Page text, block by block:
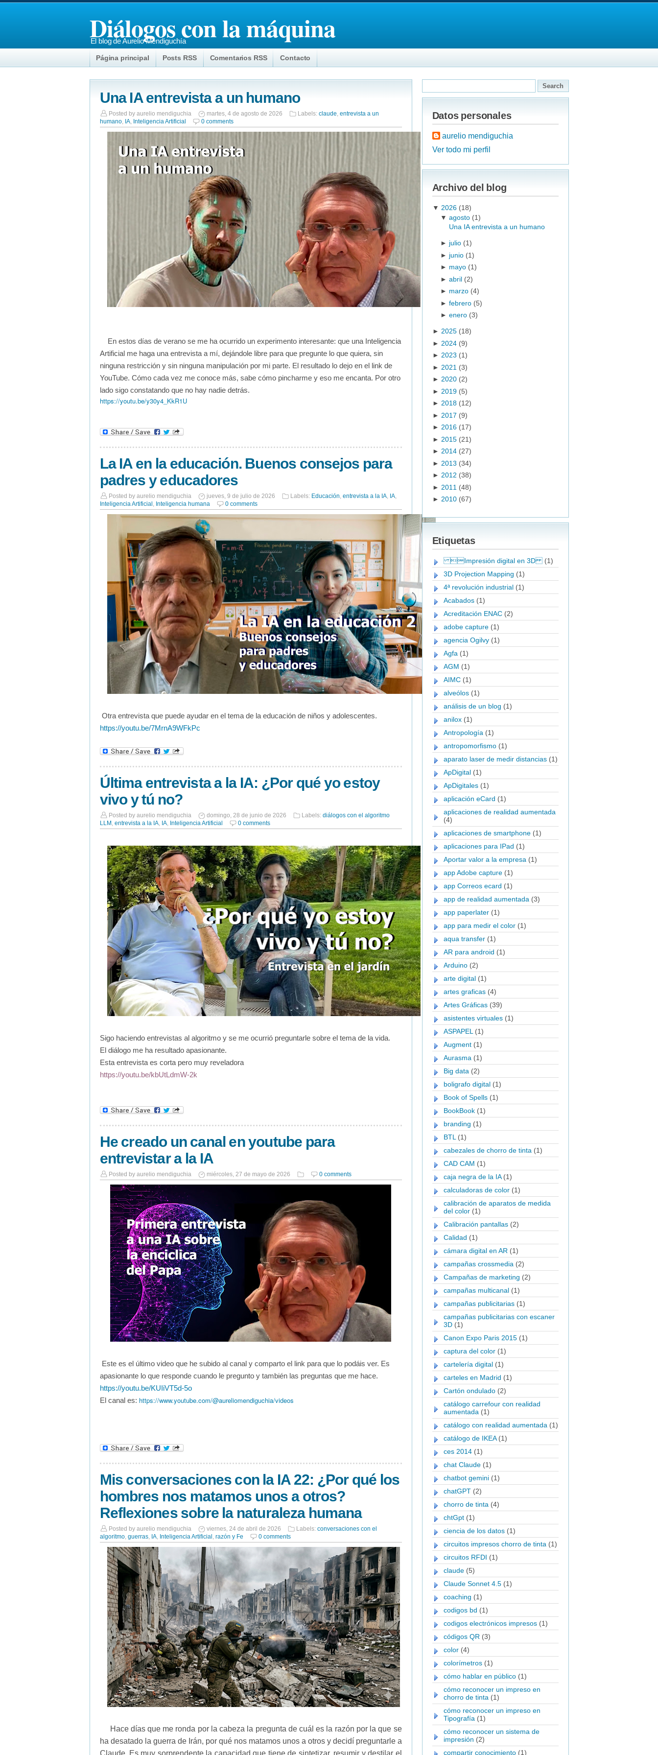
Diálogos con la máquina
El blog de Aurelio Mendiguchía
Página principal Posts RSS Comentarios RSS Contacto
Una IA entrevista a un humano
Posted by aurelio mendiguchia martes, 4 de agosto de 2026 Labels: claude, entrevista a un
humano, IA, Inteligencia Artificial 0 comments
En estos días de verano se me ha ocurrido un experimento interesante: que una Inteligencia
Artificial me haga una entrevista a mí, dejándole libre para que pregunte lo que quiera, sin
ninguna restricción y sin ninguna manipulación por mi parte. El resultado lo dejo en el link de
YouTube. Cómo cada vez me conoce más, sabe cómo pincharme y eso me encanta. Por otro
lado sigo constatando que no hay nadie detrás.
https://youtu.be/y30y4_KkR1U
La IA en la educación. Buenos consejos para
padres y educadores
Posted by aurelio mendiguchia jueves, 9 de julio de 2026 Labels: Educación, entrevista a la IA, IA,
Inteligencia Artificial , Inteligencia humana 0 comments
Otra entrevista que puede ayudar en el tema de la educación de niños y adolescentes.
https://youtu.be/7MrnA9WFkPc
Última entrevista a la IA: ¿Por qué yo estoy
vivo y tú no?
Posted by aurelio mendiguchia domingo, 28 de junio de 2026 Labels: diálogos con el algoritmo
LLM , entrevista a la IA, IA, Inteligencia Artificial 0 comments
Sigo haciendo entrevistas al algoritmo y se me ocurrió preguntarle sobre el tema de la vida.
El diálogo me ha resultado apasionante.
Esta entrevista es corta pero muy reveladora
https://youtu.be/kbUtLdmW-2k
He creado un canal en youtube para
entrevistar a la IA
Posted by aurelio mendiguchia miércoles, 27 de mayo de 2026 0 comments
Este es el último video que he subido al canal y comparto el link para que lo podáis ver. Es
apasionante lo que responde cuando le pregunto y también las preguntas que me hace.
https://youtu.be/KUIiVT5d-5o
El canal es: https://www.youtube.com/@aureliomendiguchia/videos
Mis conversaciones con la IA 22: ¿Por qué los
hombres nos matamos unos a otros?
Reflexiones sobre la naturaleza humana
Posted by aurelio mendiguchia viernes, 24 de abril de 2026 Labels: conversaciones con el
algoritmo, guerras, IA, Inteligencia Artificial , razón y Fe 0 comments
Hace días que me ronda por la cabeza la pregunta de cuál es la razón por la que se
ha desatado la guerra de Irán, por qué nos matamos unos a otros y decidí preguntarle a
Claude. Es muy sorprendente la capacidad que tiene de sintetizar, resumir y destilar el
Datos personales
aurelio mendiguchia
Ver todo mi perfil
Archivo del blog
▼ 2026 (18)
▼agosto (1)
Una IA entrevista a un humano
► julio (1)
► junio (1)
► mayo (1)
►abril (2)
► marzo (4)
►febrero (5)
►enero (3)
► 2025 (18)
► 2024 (9)
► 2023 (1)
► 2021 (3)
► 2020 (2)
► 2019 (5)
► 2018 (12)
► 2017 (9)
► 2016 (17)
► 2015 (21)
► 2014 (27)
► 2013 (34)
► 2012 (38)
► 2011 (48)
► 2010 (67)
Etiquetas
Impresión digital en 3D (1)
3D Projection Mapping (1)
4ª revolución industrial (1)
Acabados (1)
Acreditación ENAC (2)
adobe capture (1)
agencia Ogilvy (1)
Agfa (1)
AGM (1)
AIMC (1)
alveólos (1)
análisis de un blog (1)
anilox (1)
Antropología (1)
antropomorfismo (1)
aparato laser de medir distancias (1)
ApDigital (1)
ApDigitales (1)
aplicación eCard (1)
aplicaciones de realidad aumentada
(4)
aplicaciones de smartphone (1)
aplicaciones para IPad (1)
Aportar valor a la empresa (1)
app Adobe capture (1)
app Correos ecard (1)
app de realidad aumentada (3)
app paperlater (1)
app para medir el color (1)
aqua transfer (1)
AR para android (1)
Arduino (2)
arte digital (1)
artes graficas (4)
Artes Gráficas (39)
asistentes virtuales (1)
ASPAPEL (1)
Augment (1)
Aurasma (1)
Big data (2)
boligrafo digital (1)
Book of Spells (1)
BookBook (1)
branding (1)
BTL (1)
cabezales de chorro de tinta (1)
CAD CAM (1)
caja negra de la IA (1)
calculadoras de color (1)
calibración de aparatos de medida
del color (1)
Calibración pantallas (2)
Calidad (1)
cámara digital en AR (1)
campañas crossmedia (2)
Campañas de marketing (2)
campañas multicanal (1)
campañas publicitarias (1)
campañas publicitarias con escaner
3D (1)
Canon Expo Paris 2015 (1)
captura del color (1)
cartelería digital (1)
carteles en Madrid (1)
Cartón ondulado (2)
catálogo carrefour con realidad
aumentada (1)
catálogo con realidad aumentada (1)
catálogo de IKEA (1)
ces 2014 (1)
chat Claude (1)
chatbot gemini (1)
chatGPT (2)
chorro de tinta (4)
chtGpt (1)
ciencia de los datos (1)
circuitos impresos chorro de tinta (1)
circuitos RFDI (1)
claude (5)
Claude Sonnet 4.5 (1)
coaching (1)
codigos bd (1)
codigos electrónicos impresos (1)
códigos QR (3)
color (4)
colorímetros (1)
cómo hablar en público (1)
cómo reconocer un impreso en
chorro de tinta (1)
cómo reconocer un impreso en
Tipografía (1)
cómo reconocer un sistema de
impresión (2)
compartir conocimiento (1)